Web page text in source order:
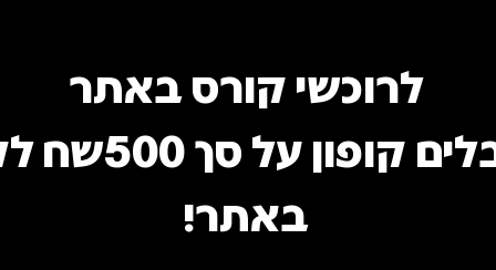
לרוכשי קורס באתר
מקבלים קופון על
באתר!